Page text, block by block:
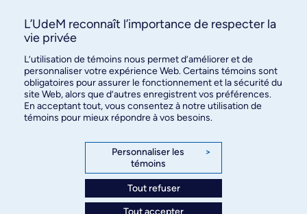
À propos / Nous joindre
Bureau des communications et
des relations publiques
3744, rue Jean-Brillant, bureau 490
Montréal (Québec) H3T 1P1
L’UdeM reconnaît l’importance de respecter la
vie privée
L’utilisation de témoins nous permet d’améliorer et de
personnaliser votre expérience Web. Certains témoins sont
obligatoires pour assurer le fonctionnement et la sécurité du
site Web, alors que d’autres enregistrent vos préférences.
En acceptant tout, vous consentez à notre utilisation de
témoins pour mieux répondre à vos besoins.
Personnaliser les
témoins
>
Tout refuser
Tout accepter